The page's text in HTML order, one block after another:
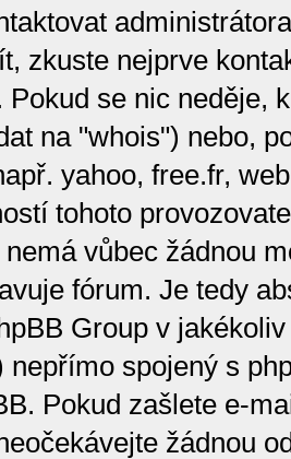
zkuste nejprve
Pokud se nic neděje,
na "whois") nebo,
yahoo, free.fr,
tohoto
vůbec žádnou
fórum. Je tedy
Group v
nepřímo spojený s
Pokud zašlete e-
žádnou